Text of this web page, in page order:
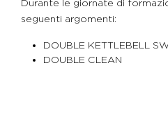
Durante le giornate di
seguenti argomenti:
DOUBLE KETTLEBELL
DOUBLE CLEAN